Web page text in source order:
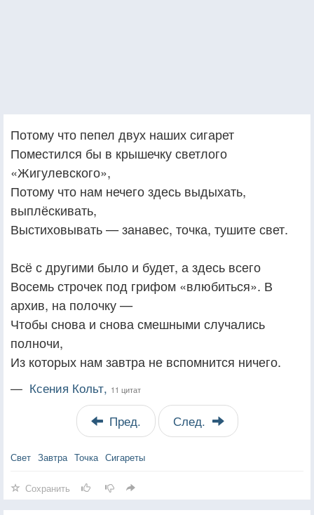
Потому что пепел двух наших сигарет
Поместился бы в крышечку светлого
«Жигулевского»,
Потому что нам нечего здесь выдыхать,
выплёскивать,
Выстиховывать — занавес, точка, тушите свет.
Всё с другими было и будет, а здесь всего
Восемь строчек под грифом «влюбиться». В
архив, на полочку —
Чтобы снова и снова смешными случались
полночи,
Из которых нам завтра не вспомнится ничего.
— Ксения Кольт, 11 цитат
Пред. След.
Свет Завтра Точка Сигареты
Сохранить